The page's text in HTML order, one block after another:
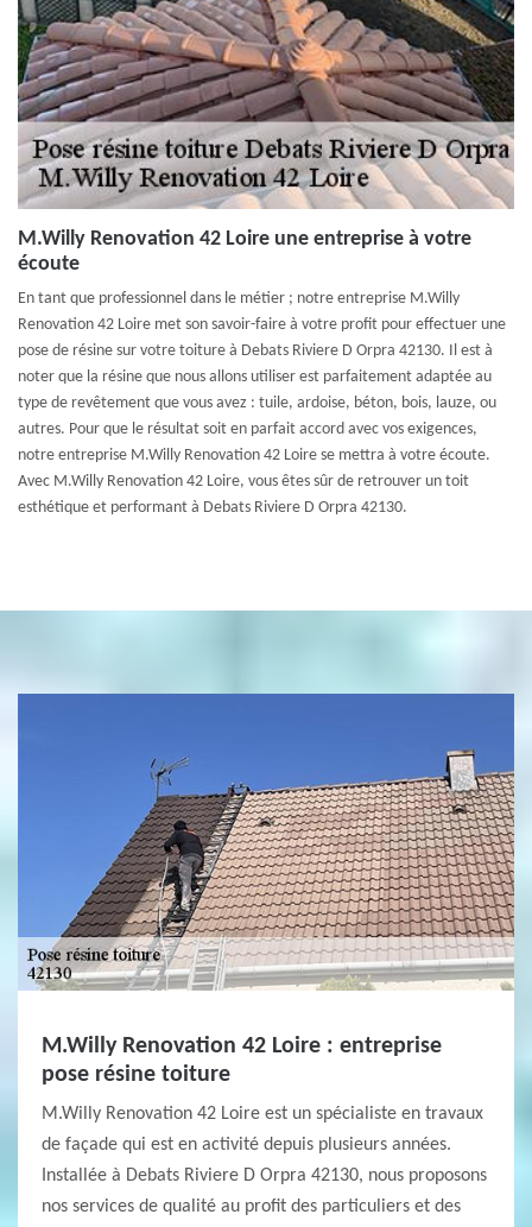
M.Willy Renovation 42 Loire une entreprise à votre
écoute
En tant que professionnel dans le métier ; notre entreprise M.Willy
Renovation 42 Loire met son savoir-faire à votre profit pour effectuer une
pose de résine sur votre toiture à Debats Riviere D Orpra 42130. Il est à
noter que la résine que nous allons utiliser est parfaitement adaptée au
type de revêtement que vous avez : tuile, ardoise, béton, bois, lauze, ou
autres. Pour que le résultat soit en parfait accord avec vos exigences,
notre entreprise M.Willy Renovation 42 Loire se mettra à votre écoute.
Avec M.Willy Renovation 42 Loire, vous êtes sûr de retrouver un toit
esthétique et performant à Debats Riviere D Orpra 42130.
M.Willy Renovation 42 Loire : entreprise
pose résine toiture
M.Willy Renovation 42 Loire est un spécialiste en travaux
de façade qui est en activité depuis plusieurs années.
Installée à Debats Riviere D Orpra 42130, nous proposons
nos services de qualité au profit des particuliers et des